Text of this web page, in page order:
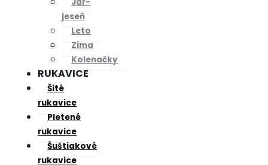
jeseň
Leto
Zima
Kolenačky
RUKAVICE
Šité
rukavice
Pletené
rukavice
Šuštiakové
rukavice